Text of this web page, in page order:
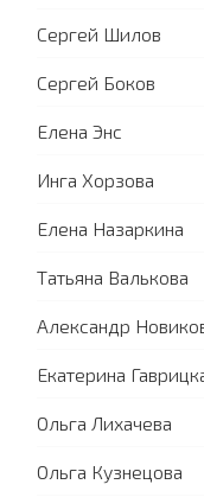
Сергей Шилов
Сергей Боков
Елена Энс
Инга Хорзова
Елена Назаркина
Татьяна Валькова
Александр
Екатерина
Ольга Лихачева
Ольга Кузнецова